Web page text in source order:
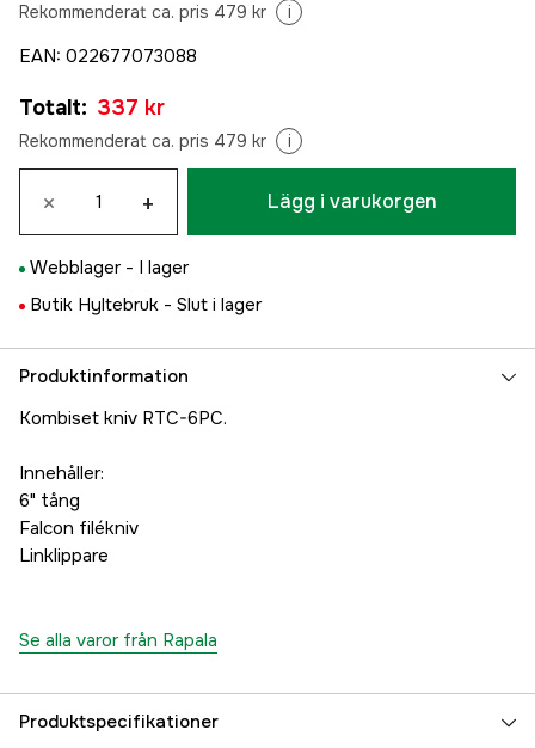
Rekommenderat ca. pris 479 kr i
EAN: 022677073088
Totalt: 337 kr
Rekommenderat ca. pris 479 kr i
× + Lägg i varukorgen
Webblager - I lager
Butik Hyltebruk - Slut i lager
Produktinformation
Kombiset kniv RTC-6PC.
Innehåller:
6" tång
Falcon filékniv
Linklippare
Se alla varor från Rapala
Produktspecifikationer